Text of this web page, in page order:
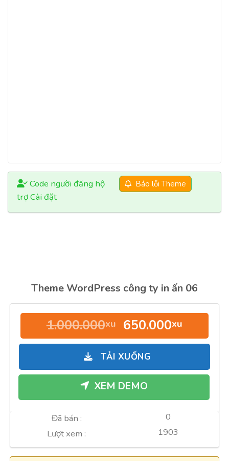
Code người đăng hộ
trợ Cài đặt
Báo lỗi Theme
Theme WordPress công ty in ấn 06
1.000.000xu Giá
gốc
là:
1.000.000xu.
650.000xu
hiện
TẢI XUỐNG
XEM DEMO
Đã bán :
0
Lượt xem :
1903